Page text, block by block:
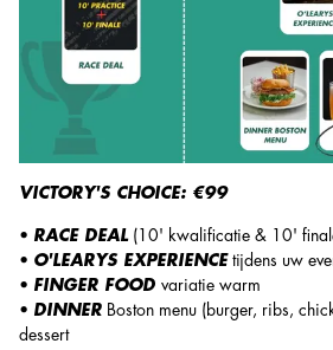
VICTORY'S CHOICE: €99
• RACE DEAL(10' kwalificatie & 10'
• O'LEARYS EXPERIENCEtijdens uw
• FINGER FOOD variatie warm
• DINNER Boston menu (burger, ribs,
dessert